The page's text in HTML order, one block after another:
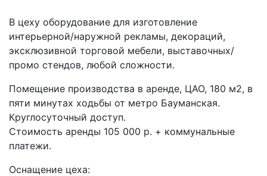
В цеху оборудование для изготовление
интерьерной/наружной рекламы, декораций,
эксклюзивной торговой мебели, выставочных/
промо стендов, любой сложности.
Помещение производства в аренде, ЦАО, 180 м2, в
пяти минутах ходьбы от метро Бауманская.
Круглосуточный доступ.
Стоимость аренды 105 000 р. + коммунальные
платежи.
Оснащение цеха: